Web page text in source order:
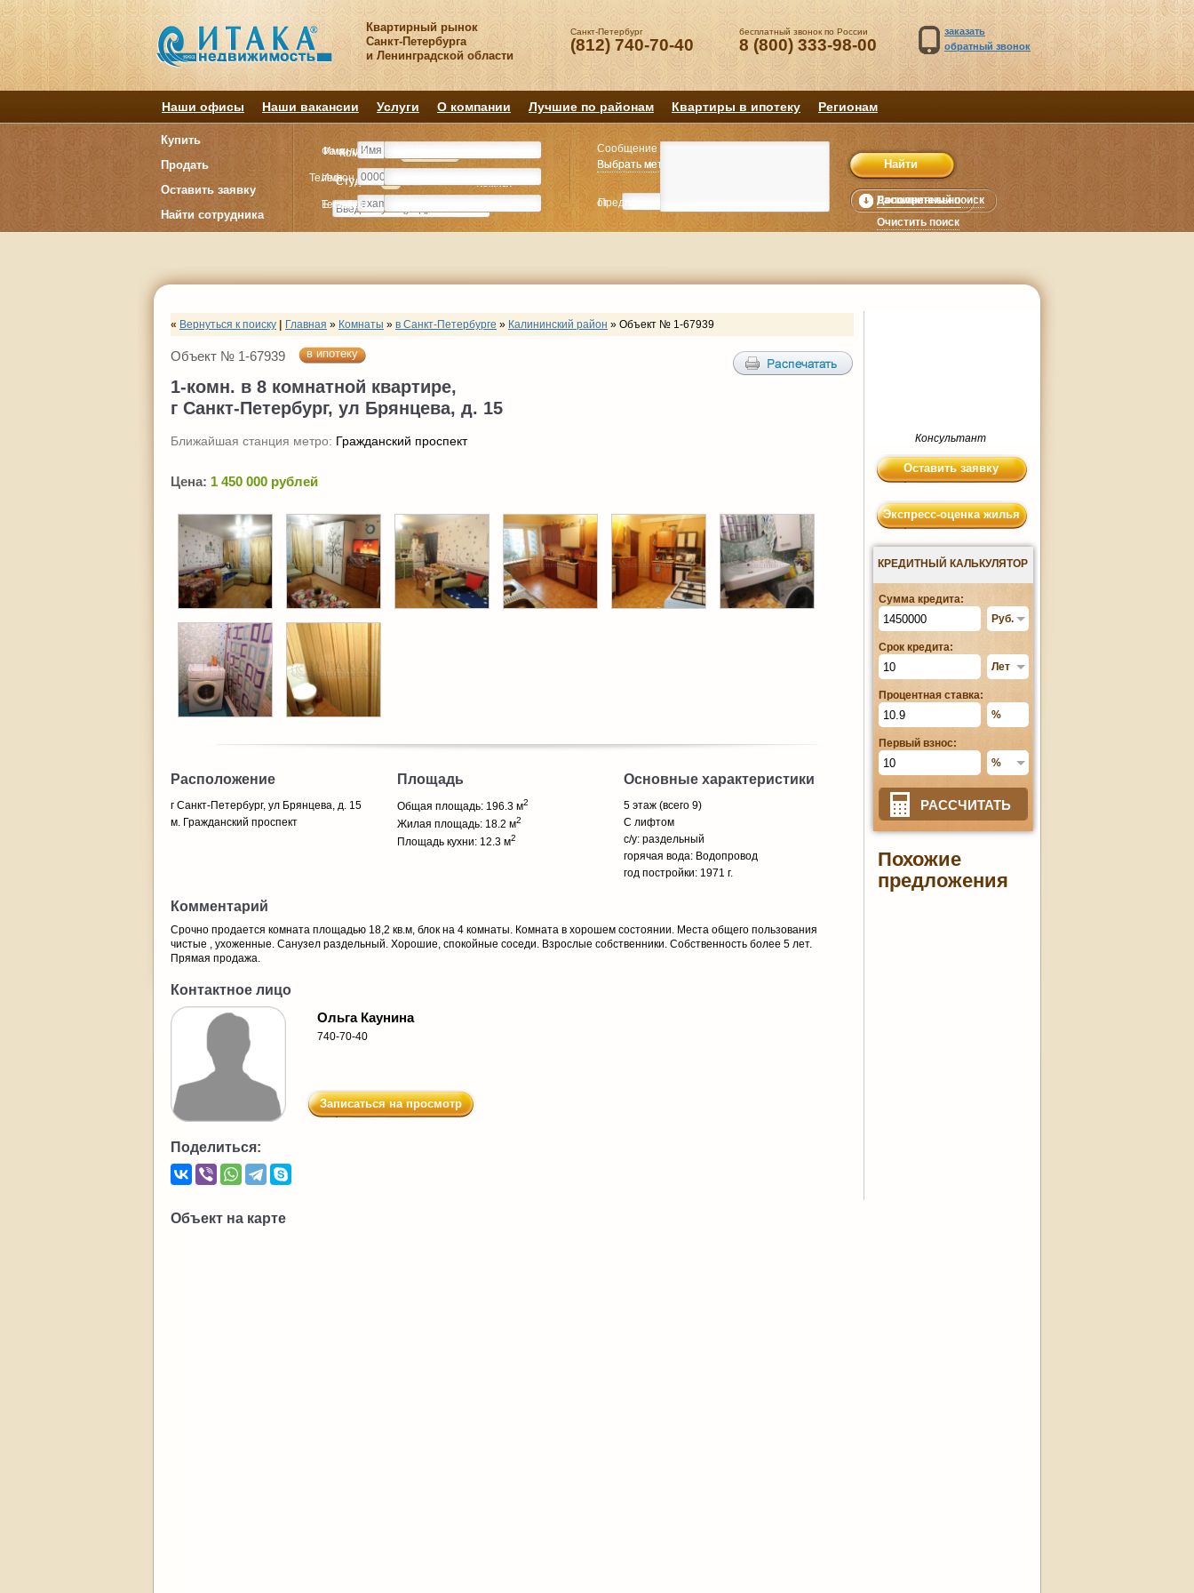
Квартирный рынок
Санкт-Петербурга
и Ленинградской области
Санкт-Петербург
(812) 740-70-40
бесплатный звонок по России
8 (800) 333-98-00
заказать
обратный звонок
Наши офисы Наши вакансии Услуги О компании Лучшие по районам Квартиры в ипотеку Регионам
Купить
Продать
Оставить заявку
Найти сотрудника
Комнату
Студия Комнат
Выбрать метро
от
Расширенный поиск
Очистить поиск
Комнату
Студия Комнат
Выбрать метро
Предпочитаемая цена Дополнительно
Имя
Телефон
E-mail
Сообщение
Фамилия
Имя
Телефон
« Вернуться к поиску Главная » Комнаты » в Санкт-Петербурге » Калининский район » Объект № 1-67939
Объект № 1-67939 в ипотеку
1-комн. в 8 комнатной квартире,
г Санкт-Петербург, ул Брянцева, д. 15
Ближайшая станция метро: Гражданский проспект
Цена: 1 450 000 рублей
Расположение
г Санкт-Петербург, ул Брянцева, д. 15
м. Гражданский проспект
Площадь
Общая площадь: 196.3 м2
Жилая площадь: 18.2 м2
Площадь кухни: 12.3 м2
Основные характеристики
5 этаж (всего 9)
С лифтом
с/у: раздельный
горячая вода: Водопровод
год постройки: 1971 г.
Комментарий
Срочно продается комната площадью 18,2 кв.м, блок на 4 комнаты. Комната в хорошем состоянии. Места общего пользования
чистые , ухоженные. Санузел раздельный. Хорошие, спокойные соседи. Взрослые собственники. Собственность более 5 лет.
Прямая продажа.
Контактное лицо
Ольга Каунина
740-70-40
Записаться на просмотр
Поделиться:
Объект на карте
Консультант
Оставить заявку
Экспресс-оценка жилья
КРЕДИТНЫЙ КАЛЬКУЛЯТОР
Сумма кредита:
Срок кредита:
Процентная ставка:
Первый взнос:
РАССЧИТАТЬ
Похожие
предложения